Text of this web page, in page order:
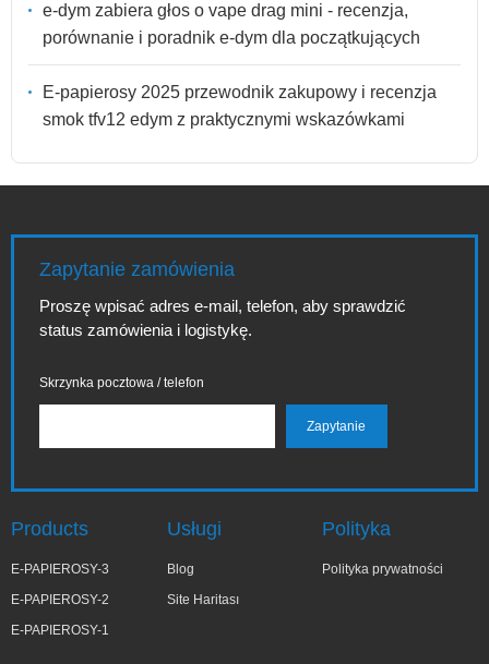
e-dym zabiera głos o vape drag mini - recenzja,
porównanie i poradnik e-dym dla początkujących
E-papierosy 2025 przewodnik zakupowy i recenzja
smok tfv12 edym z praktycznymi wskazówkami
Zapytanie zamówienia
Proszę wpisać adres e-mail, telefon, aby sprawdzić
status zamówienia i logistykę.
Skrzynka pocztowa / telefon
Products
E-PAPIEROSY-3
E-PAPIEROSY-2
E-PAPIEROSY-1
Usługi
Blog
Site Haritası
Polityka
Polityka prywatności